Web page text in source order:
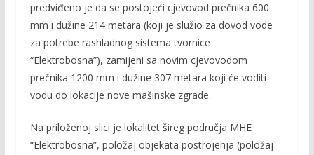
predviđeno je da se postojeći cjevovod prečnika 600
mm i dužine 214 metara (koji je služio za dovod vode
za potrebe rashladnog sistema tvornice
“Elektrobosna”), zamijeni sa novim cjevovodom
prečnika 1200 mm i dužine 307 metara koji će voditi
vodu do lokacije nove mašinske zgrade.
Na priloženoj slici je lokalitet šireg područja MHE
“Elektrobosna”, položaj objekata postrojenja (položaj